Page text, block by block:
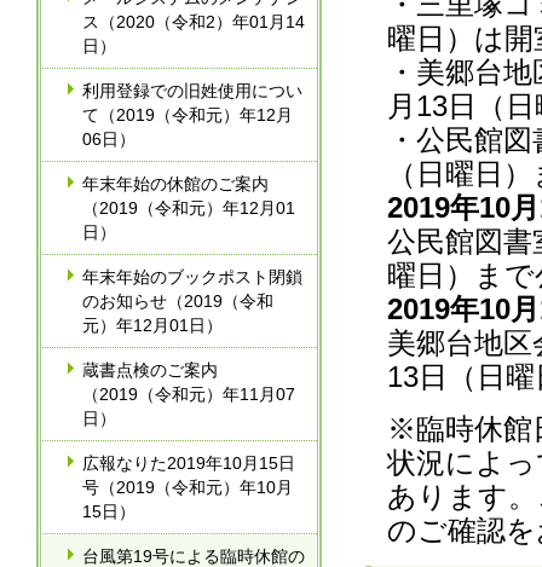
ス（2020（令和2）年01月14
日）
利用登録での旧姓使用につい
て（2019（令和元）年12月
06日）
年末年始の休館のご案内
（2019（令和元）年12月01
日）
年末年始のブックポスト閉鎖
のお知らせ（2019（令和
元）年12月01日）
蔵書点検のご案内
（2019（令和元）年11月07
日）
広報なりた2019年10月15日
号（2019（令和元）年10月
15日）
台風第19号による臨時休館の
曜日）は
・美郷台
月13日（
・公民館
（日曜日
2019年10
公民館図書
曜日）ま
2019年10
美郷台地
13日（日
※臨時休館
状況によ
あります
のご確認